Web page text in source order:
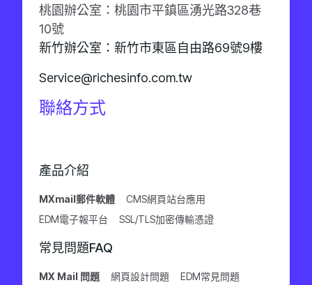
桃園辦公室：桃園市平鎮區湧光路328巷
10號
新竹辦公室：新竹市東區自由路69號9樓
Service@richesinfo.com.tw
聯絡方式
產品介紹
MXmail郵件軟體
CMS網頁站台應用
EDM電子報平台
SSL/TLS加密傳輸憑證
常見問題FAQ
MX Mail 問題 網頁設計問題 EDM常見問題